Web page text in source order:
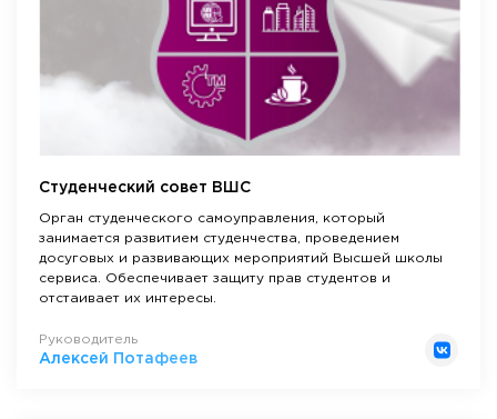
пн-пт: с 10:00 до 17:00;
вс: выходной.
Cтуденческий совет ВШС
Орган студенческого самоуправления, который
занимается развитием студенчества, проведением
досуговых и развивающих мероприятий Высшей школы
сервиса. Обеспечивает защиту прав студентов и
отстаивает их интересы.
Руководитель
Алексей Потафеев